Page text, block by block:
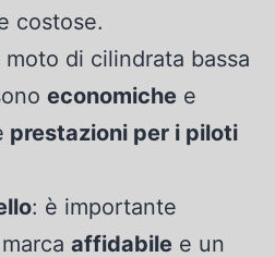
costose.
di cilindrata bassa
economiche e
prestazioni per i piloti
: è importante
affidabile e un